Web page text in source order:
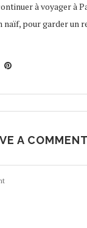
à voyager à
naïf, pour garder un
A